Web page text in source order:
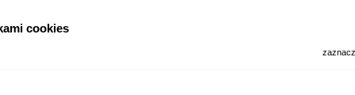
ALUMINIOWA 2X9
drabina aluminiowa 2x9 to drabina składająca się z dwóch części
2x9 może być użytkowana jako
cookies